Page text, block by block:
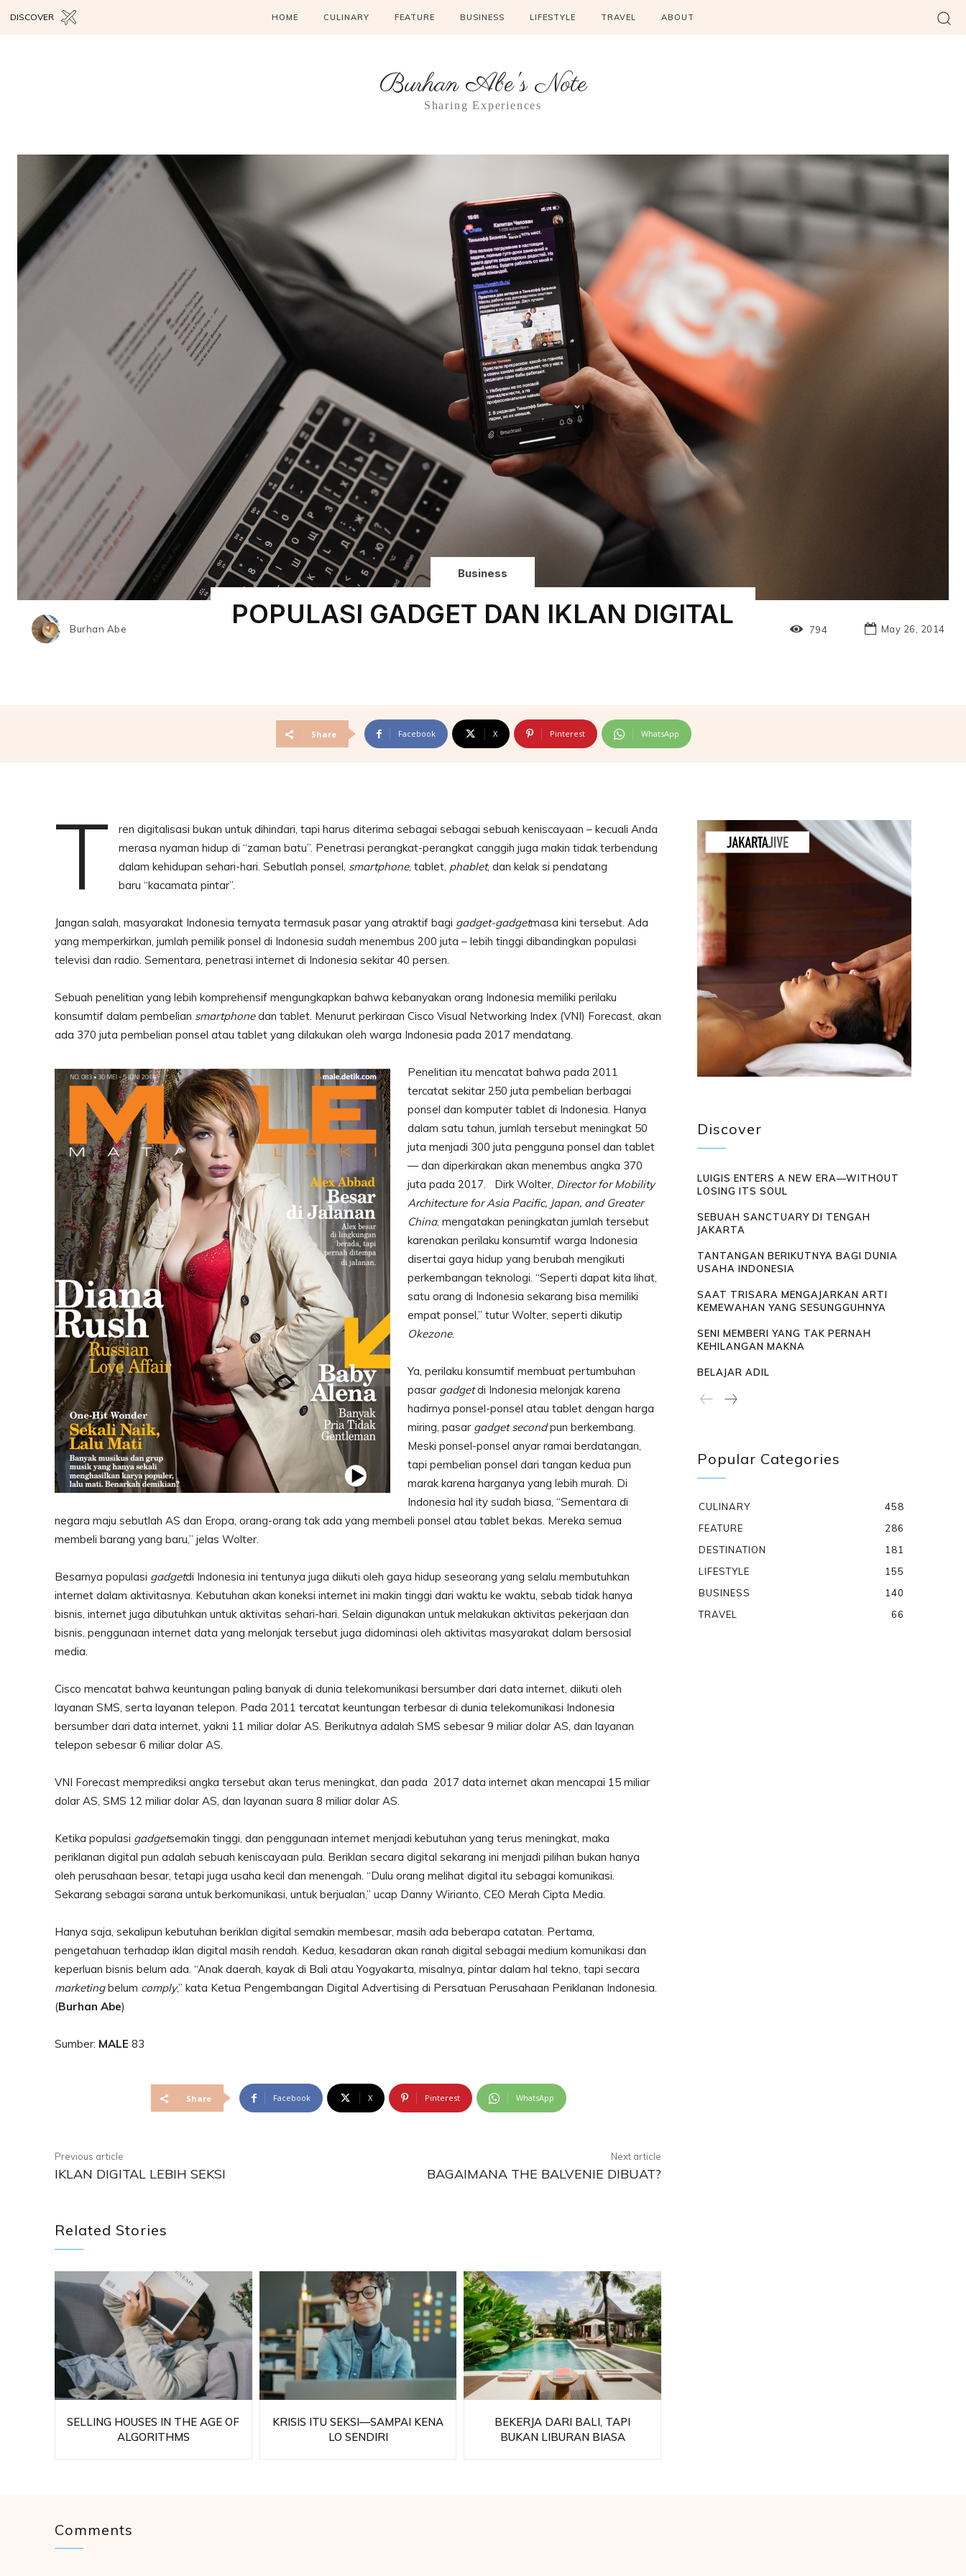
HOME CULINARY FEATURE BUSINESS LIFESTYLE TRAVEL ABOUT
DISCOVER
Burhan Abe's Note
Sharing Experiences
Burhan Abe
Business
POPULASI GADGET DAN IKLAN DIGITAL 794 May 26, 2014
Share Facebook X Pinterest WhatsApp
T
ren digitalisasi bukan untuk dihindari, tapi harus diterima sebagai sebagai sebuah keniscayaan – kecuali Anda
merasa nyaman hidup di “zaman batu”. Penetrasi perangkat-perangkat canggih juga makin tidak terbendung
dalam kehidupan sehari-hari. Sebutlah ponsel, smartphone, tablet, phablet, dan kelak si pendatang
baru “kacamata pintar”.
Jangan salah, masyarakat Indonesia ternyata termasuk pasar yang atraktif bagi gadget-gadgetmasa kini tersebut. Ada
yang memperkirkan, jumlah pemilik ponsel di Indonesia sudah menembus 200 juta – lebih tinggi dibandingkan populasi
televisi dan radio. Sementara, penetrasi internet di Indonesia sekitar 40 persen.
Sebuah penelitian yang lebih komprehensif mengungkapkan bahwa kebanyakan orang Indonesia memiliki perilaku
konsumtif dalam pembelian smartphonedan tablet. Menurut perkiraan Cisco Visual Networking Index (VNI) Forecast, akan
ada 370 juta pembelian ponsel atau tablet yang dilakukan oleh warga Indonesia pada 2017 mendatang.
Penelitian itu mencatat bahwa pada 2011
tercatat sekitar 250 juta pembelian berbagai
ponsel dan komputer tablet di Indonesia. Hanya
dalam satu tahun, jumlah tersebut meningkat 50
juta menjadi 300 juta pengguna ponsel dan tablet
— dan diperkirakan akan menembus angka 370
juta pada 2017. Dirk Wolter, Director for Mobility
Architecture for Asia Pacific, Japan, and Greater
China, mengatakan peningkatan jumlah tersebut
karenakan perilaku konsumtif warga Indonesia
disertai gaya hidup yang berubah mengikuti
perkembangan teknologi. “Seperti dapat kita lihat,
satu orang di Indonesia sekarang bisa memiliki
empat ponsel,” tutur Wolter, seperti dikutip
Okezone.
Ya, perilaku konsumtif membuat pertumbuhan
pasar gadgetdi Indonesia melonjak karena
hadirnya ponsel-ponsel atau tablet dengan harga
miring, pasar gadget secondpun berkembang.
Meski ponsel-ponsel anyar ramai berdatangan,
tapi pembelian ponsel dari tangan kedua pun
marak karena harganya yang lebih murah. Di
Indonesia hal ity sudah biasa, “Sementara di
negara maju sebutlah AS dan Eropa, orang-orang tak ada yang membeli ponsel atau tablet bekas. Mereka semua
membeli barang yang baru,” jelas Wolter.
Besarnya populasi gadgetdi Indonesia ini tentunya juga diikuti oleh gaya hidup seseorang yang selalu membutuhkan
internet dalam aktivitasnya. Kebutuhan akan koneksi internet ini makin tinggi dari waktu ke waktu, sebab tidak hanya
bisnis, internet juga dibutuhkan untuk aktivitas sehari-hari. Selain digunakan untuk melakukan aktivitas pekerjaan dan
bisnis, penggunaan internet data yang melonjak tersebut juga didominasi oleh aktivitas masyarakat dalam bersosial
media.
Cisco mencatat bahwa keuntungan paling banyak di dunia telekomunikasi bersumber dari data internet, diikuti oleh
layanan SMS, serta layanan telepon. Pada 2011 tercatat keuntungan terbesar di dunia telekomunikasi Indonesia
bersumber dari data internet, yakni 11 miliar dolar AS. Berikutnya adalah SMS sebesar 9 miliar dolar AS, dan layanan
telepon sebesar 6 miliar dolar AS.
VNI Forecast memprediksi angka tersebut akan terus meningkat, dan pada 2017 data internet akan mencapai 15 miliar
dolar AS, SMS 12 miliar dolar AS, dan layanan suara 8 miliar dolar AS.
Ketika populasi gadgetsemakin tinggi, dan penggunaan internet menjadi kebutuhan yang terus meningkat, maka
periklanan digital pun adalah sebuah keniscayaan pula. Beriklan secara digital sekarang ini menjadi pilihan bukan hanya
oleh perusahaan besar, tetapi juga usaha kecil dan menengah. “Dulu orang melihat digital itu sebagai komunikasi.
Sekarang sebagai sarana untuk berkomunikasi, untuk berjualan,” ucap Danny Wirianto, CEO Merah Cipta Media.
Hanya saja, sekalipun kebutuhan beriklan digital semakin membesar, masih ada beberapa catatan. Pertama,
pengetahuan terhadap iklan digital masih rendah. Kedua, kesadaran akan ranah digital sebagai medium komunikasi dan
keperluan bisnis belum ada. “Anak daerah, kayak di Bali atau Yogyakarta, misalnya, pintar dalam hal tekno, tapi secara
marketingbelum comply,” kata Ketua Pengembangan Digital Advertising di Persatuan Perusahaan Periklanan Indonesia.
(Burhan Abe)
Sumber: MALE 83
Share Facebook X Pinterest WhatsApp
Previous article
IKLAN DIGITAL LEBIH SEKSI
Next article
BAGAIMANA THE BALVENIE DIBUAT?
Related Stories
SELLING HOUSES IN THE AGE OF
ALGORITHMS
KRISIS ITU SEKSI—SAMPAI KENA
LO SENDIRI
BEKERJA DARI BALI, TAPI
BUKAN LIBURAN BIASA
Discover
LUIGIS ENTERS A NEW ERA—WITHOUT
LOSING ITS SOUL
SEBUAH SANCTUARY DI TENGAH
JAKARTA
TANTANGAN BERIKUTNYA BAGI DUNIA
USAHA INDONESIA
SAAT TRISARA MENGAJARKAN ARTI
KEMEWAHAN YANG SESUNGGUHNYA
SENI MEMBERI YANG TAK PERNAH
KEHILANGAN MAKNA
BELAJAR ADIL
Popular Categories
CULINARY
458
FEATURE
286
DESTINATION
181
LIFESTYLE
155
BUSINESS
140
TRAVEL
66
Comments